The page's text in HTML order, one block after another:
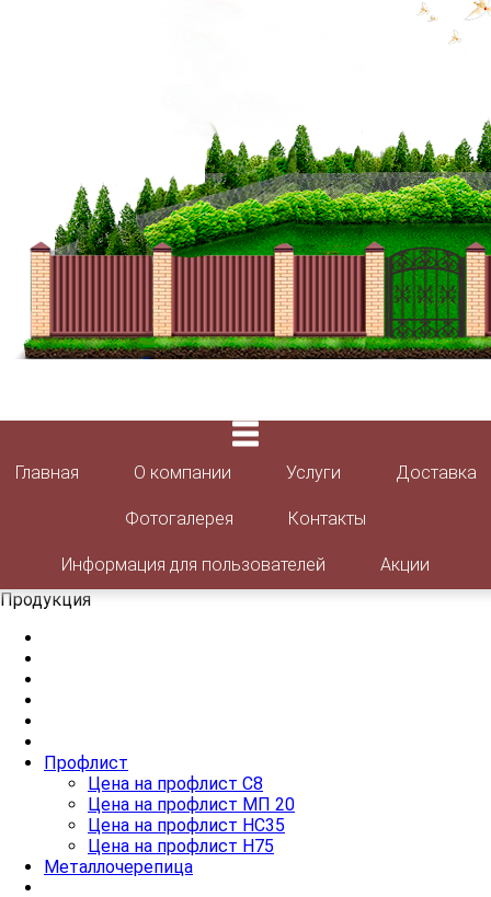
Главная О компании Услуги Доставка
Фотогалерея Контакты
Информация для пользователей
Акции
Продукция
Профлист
Цена на профлист С8
Цена на профлист МП 20
Цена на профлист НС35
Цена на профлист Н75
Металлочерепица